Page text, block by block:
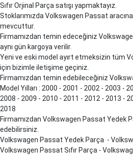
Sıfır Orjinal Parça satışı yapmaktayız.
Stoklarımızda Volkswagen Passat
mevcuttur.
Firmamızdan temin edeceğiniz
aynı gün kargoya verilir.
Yeni ve eski model ayırt etmeksizin tüm
için bizimle iletişime geçiniz.
Firmamızdan temin edebileceğiniz
Model Yılları : 2000 - 2001 - 2002 - 2003 -
2008 - 2009 - 2010 - 2011 - 2012 - 2013 -
2018
Firmamızdan Volkswagen Passat Yedek
edebilirsiniz.
Volkswagen Passat Yedek Parça -
Volkswagen Passat Sıfır Parça -